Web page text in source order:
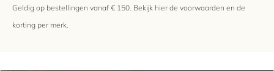
Geldig op bestellingen vanaf € 150. Bekijk hier de voorwaarden en de
korting per merk.